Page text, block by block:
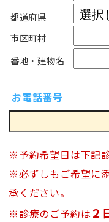
都道府県
市区町村
番地・建物名
お電話番号
※予約希望日は下記
※必ずしもご希望に
承ください。
※診療のご予約は ２